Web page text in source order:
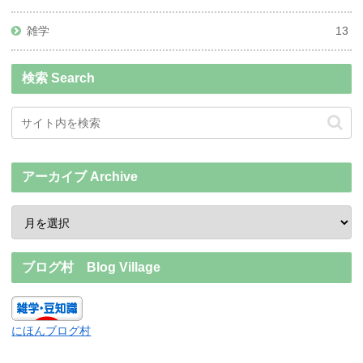
雑学 13
検索 Search
アーカイブ Archive
ブログ村 Blog Village
にほんブログ村